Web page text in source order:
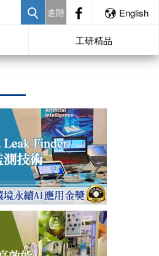
進階 English
工研精品